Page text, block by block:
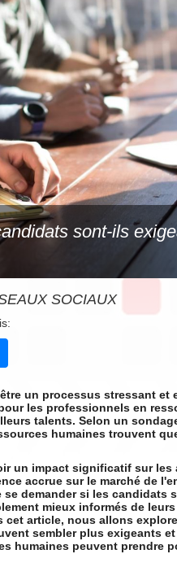
sont-ils
SOCIAUX
un processus stressant et
les professionnels en
talents. Selon un
humaines trouvent
un impact significatif sur les
accrue sur le marché de
demander si les candidats
mieux informés de
cet article, nous allons
sembler plus exigeants
humaines peuvent prendre